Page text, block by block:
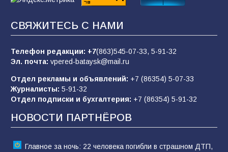
Евгений Остапенко
Батайчане вышли в финал Всероссийского
конкурса «Большая перемена»
СВЯЖИТЕСЬ С НАМИ
Телефон редакции: +7(863)545-07-33, 5-91-32
Эл. почта: vpered-bataysk@mail.ru
Отдел рекламы и объявлений: +7 (86354) 5-07-33
Журналисты: 5-91-32
Отдел подписки и бухгалтерия: +7 (86354) 5-91-32
НОВОСТИ ПАРТНЁРОВ
Главное за ночь: 22 человека погибли в страшном ДТП,